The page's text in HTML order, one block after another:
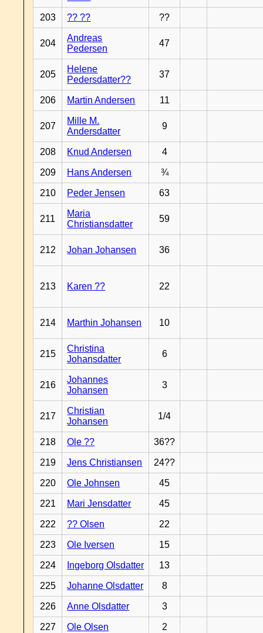
203 ?? ?? ??
204
Andreas
Pedersen
47
205
Helene
Pedersdatter??
37
206 Martin Andersen 11
207
Mille M.
Andersdatter
9
208 Knud Andersen 4
209 Hans Andersen ¾
210 Peder Jensen 63
211
Maria
Christiansdatter
59
212 Johan Johansen 36
213 Karen ?? 22
214 Marthin Johansen 10
215
Christina
Johansdatter
6
216
Johannes
Johansen
3
217
Christian
Johansen
1/4
218 Ole ?? 36??
219 Jens Christiansen 24??
220 Ole Johnsen 45
221 Mari Jensdatter 45
222 ?? Olsen 22
223 Ole Iversen 15
224 Ingeborg Olsdatter 13
225 Johanne Olsdatter 8
226 Anne Olsdatter 3
227 Ole Olsen 2